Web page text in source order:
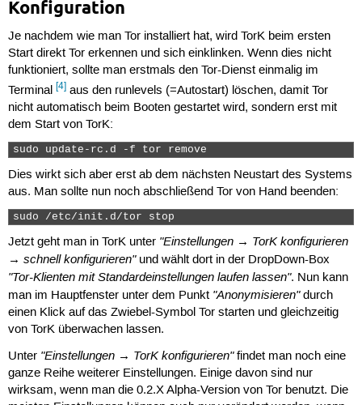
Konfiguration
Je nachdem wie man Tor installiert hat, wird TorK beim ersten
Start direkt Tor erkennen und sich einklinken. Wenn dies nicht
funktioniert, sollte man erstmals den Tor-Dienst einmalig im
Terminal [4]aus den runlevels (=Autostart) löschen, damit Tor
nicht automatisch beim Booten gestartet wird, sondern erst mit
dem Start von TorK:
sudo update-rc.d -f tor remove
Dies wirkt sich aber erst ab dem nächsten Neustart des Systems
aus. Man sollte nun noch abschließend Tor von Hand beenden:
sudo /etc/init.d/tor stop
Jetzt geht man in TorK unter "Einstellungen → TorK konfigurieren
→ schnell konfigurieren"und wählt dort in der DropDown-Box
"Tor-Klienten mit Standardeinstellungen laufen lassen". Nun kann
man im Hauptfenster unter dem Punkt "Anonymisieren"durch
einen Klick auf das Zwiebel-Symbol Tor starten und gleichzeitig
von TorK überwachen lassen.
Unter "Einstellungen → TorK konfigurieren"findet man noch eine
ganze Reihe weiterer Einstellungen. Einige davon sind nur
wirksam, wenn man die 0.2.X Alpha-Version von Tor benutzt. Die